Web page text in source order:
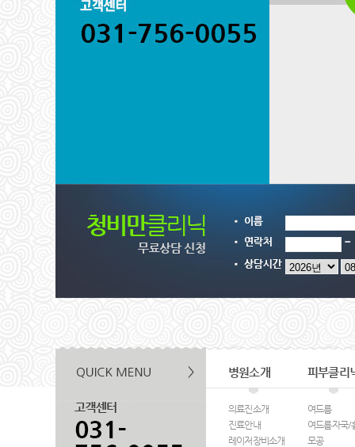
병원소개
의료진소개
진료안내
레이저장비소개
피부클리
여드름
여드름자국/
모공